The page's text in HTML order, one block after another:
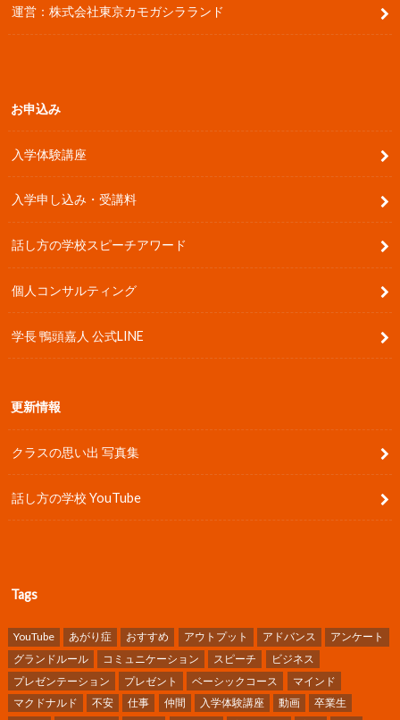
運営：株式会社東京カモガシラランド
お申込み
入学体験講座
入学申し込み・受講料
話し方の学校スピーチアワード
個人コンサルティング
学長 鴨頭嘉人 公式LINE
更新情報
クラスの思い出 写真集
話し方の学校 YouTube
Tags
YouTube あがり症 おすすめ アウトプット アドバンス
アンケート
グランドルール
コミュニケーション スピーチ
ビジネス
プレゼンテーション
プレゼント ベーシックコース
マインド
マクドナルド
不安 仕事 仲間 入学体験講座 動画
卒業生